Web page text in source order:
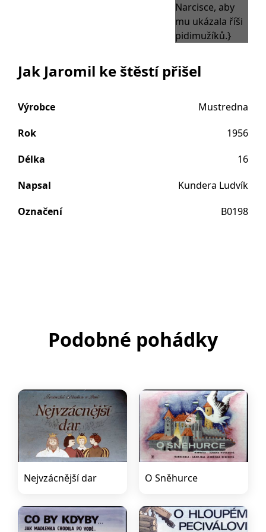
Jak Jaromil ke štěstí přišel
Výrobce
Mustredna
Rok
1956
Délka
16
Napsal
Kundera Ludvík
Označení
B0198
Podobné pohádky
Nejvzácnější dar O Sněhurce